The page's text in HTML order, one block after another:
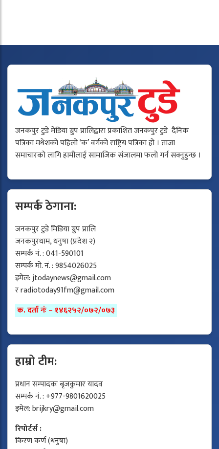
जनकपुर टुडे मेडिया ग्रुप प्रालिद्वारा प्रकाशित जनकपुर टुडे दैनिक
पत्रिका मधेशको पहिलो ‘क’ वर्गको राष्ट्रिय पत्रिका हो । ताजा
समाचारको लागि हामीलाई सामाजिक संजालमा फलो गर्न सक्नुहुन्छ ।
सम्पर्क ठेगाना:
जनकपुर टुडे मिडिया ग्रुप प्रालि
जनकपुरधाम, धनुषा (प्रदेश २)
सम्पर्क नं. : 041-590101
सम्पर्क मो. नं. : 9854026025
इमेल:jtodaynews@gmail.com
रradiotoday91fm@gmail.com
क. दर्ता नंः – १४६२५२/०७२/०७३
हाम्रो टीम:
प्रधान सम्पादकः बृजकुमार यादव
सम्पर्क नं. : +977-9801620025
इमेल:brijkry@gmail.com
रिपोर्टर्स :
किरण कर्ण (धनुषा)